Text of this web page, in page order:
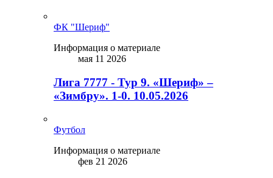
ФК "Шериф"
Информация о материале
мая 11 2026
Лига 7777 - Тур 9. «Шериф» –
«Зимбру». 1-0. 10.05.2026
Футбол
Информация о материале
фев 21 2026